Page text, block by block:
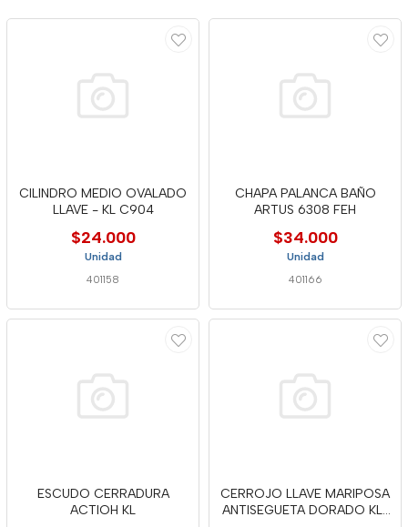
CILINDRO MEDIO OVALADO
LLAVE - KL C904
$24.000
Unidad
401158
CHAPA PALANCA BAÑO
ARTUS 6308 FEH
$34.000
Unidad
401166
ESCUDO CERRADURA
ACTIOH KL
CERROJO LLAVE MARIPOSA
ANTISEGUETA DORADO KL-